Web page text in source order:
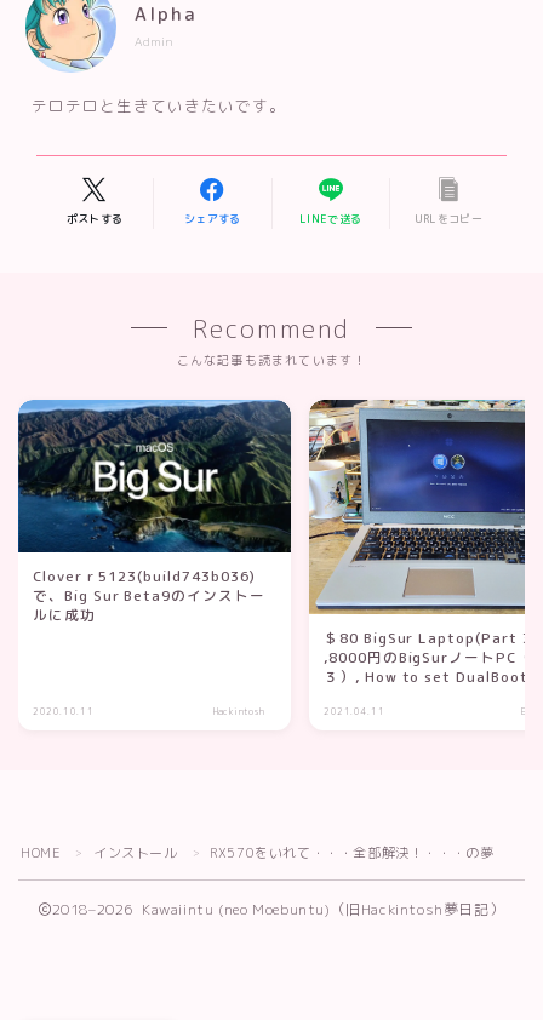
Alpha
Admin
テロテロと生きていきたいです。
ポストする シェアする LINEで送る URLをコピー
Recommend
こんな記事も読まれています！
Clover r 5123(build743b036)
で、Big Sur Beta9のインストー
ルに成功
2020.10.11 Hackintosh
＄80 BigSur Laptop(Part 3)
,8000円のBigSurノートPC（
３）, How to set DualBoot
DualBootを設定する方法
2021.04.11
HOME ＞ インストール ＞ RX570をいれて・・・全部解決！・・・の夢
2018–2026 Kawaiintu (neo Moebuntu)（旧Hackintosh夢日記）